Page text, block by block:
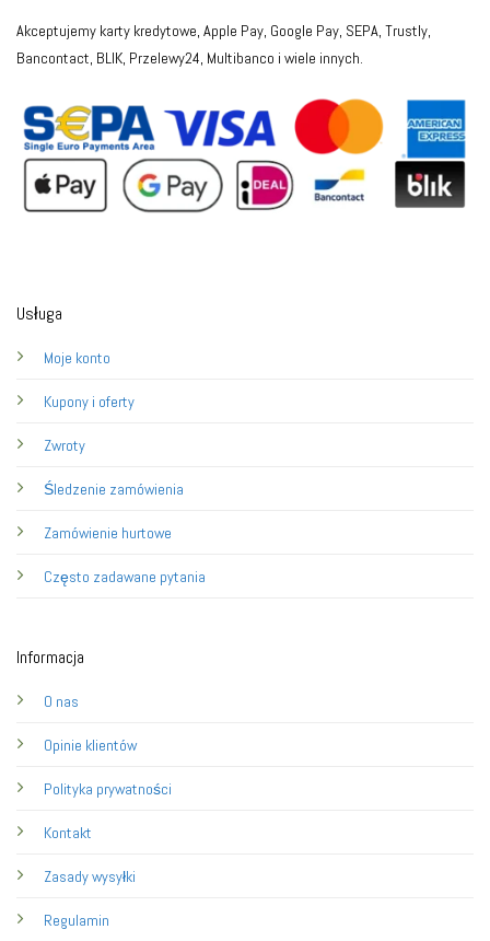
Usługa
Moje konto
Kupony i oferty
Zwroty
Śledzenie zamówienia
Zamówienie hurtowe
Często zadawane pytania
Informacja
O nas
Opinie klientów
Polityka prywatności
Kontakt
Zasady wysyłki
Regulamin
Akceptujemy karty kredytowe, Apple Pay, Google Pay, SEPA, Trustly,
Bancontact, BLIK, Przelewy24, Multibanco i wiele innych.